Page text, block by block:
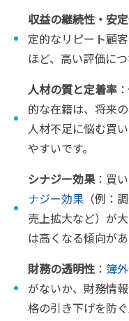
収益の継続性・安
定的なリピート顧
ほど、高い評価に
人材の質と定着率
的な在籍は、将来
人材不足に悩む買
やすいです。
シナジー効果：買
ナジー効果 （例：
売上拡大など）が
は高くなる傾向があ
財務の透明性 ： 簿
がないか、財務情
格の引き下げを防